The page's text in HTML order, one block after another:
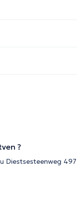
?
Diestsesteenweg